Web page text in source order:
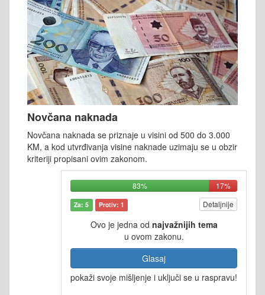
Novčana naknada
Novčana naknada se priznaje u visini od 500 do 3.000
KM, a kod utvrđivanja visine naknade uzimaju se u obzir
kriteriji propisani ovim zakonom.
83% 17%
Za: 5 Protiv: 1 Detaljnije
Ovo je jedna od najvažnijih tema
u ovom zakonu.
Glasaj
pokaži svoje mišljenje i uključi se u raspravu!